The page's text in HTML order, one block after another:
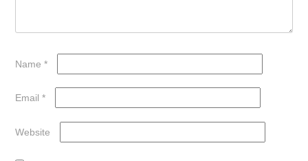
Name *
Email *
Website